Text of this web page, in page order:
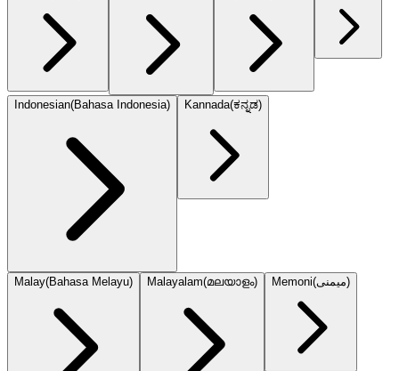
Indonesian(Bahasa Indonesia) Kannada(ಕನ್ನಡ)
Malay(Bahasa Melayu) Malayalam(മലയാളം) Memoni(میمنی)